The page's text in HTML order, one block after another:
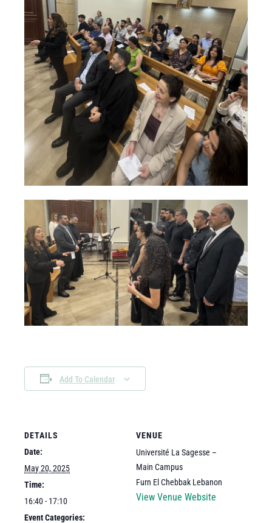
Add To Calendar
DETAILS
Date:
May 20, 2025
Time:
16:40 - 17:10
Event Categories:
VENUE
Université La Sagesse –
Main Campus
Furn El Chebbak Lebanon
View Venue Website